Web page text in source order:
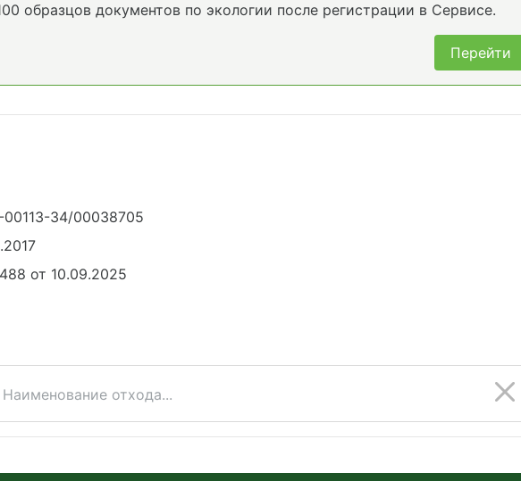
образцов документов по экологии после регистрации в Сервисе.
Перейти
34/00038705
от 10.09.2025
отхода...